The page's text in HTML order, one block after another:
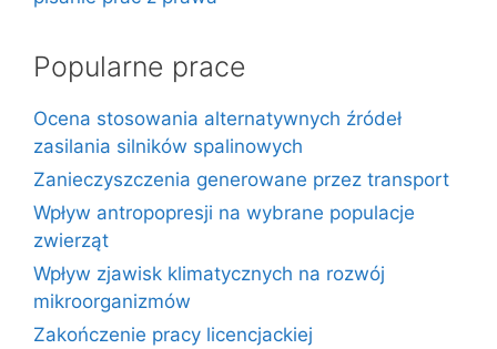
Popularne prace
Ocena stosowania alternatywnych źródeł
zasilania silników spalinowych
Zanieczyszczenia generowane przez transport
Wpływ antropopresji na wybrane populacje
zwierząt
Wpływ zjawisk klimatycznych na rozwój
mikroorganizmów
Zakończenie pracy licencjackiej